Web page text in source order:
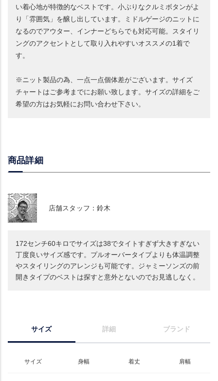
い着心地が特徴的なベストです。小ぶりなクルミボタンがよ
り「雰囲気」を醸し出しています。ミドルゲージのニットに
なるのでアウター、インナーどちらでも対応可能。スタイリ
ングのアクセントとして取り入れやすいオススメの1着で
す。
※ニット製品の為、一点一点個体差がございます。サイズ
チャートはご参考までにお願い致します。サイズの詳細をご
希望の方はお気軽にお問い合わせ下さい。
商品詳細
店舗スタッフ：鈴木
172センチ60キロでサイズは38でタイトすぎず大きすぎない
丁度良いサイズ感です。プルオーバータイプよりも体温調整
やスタイリングのアレンジも可能です。ジャミーソンズの前
開きタイプのベストは探すと意外とないのでお見逃しなく。
サイズ 詳細 ブランド
サイズ 身幅 着丈 肩幅